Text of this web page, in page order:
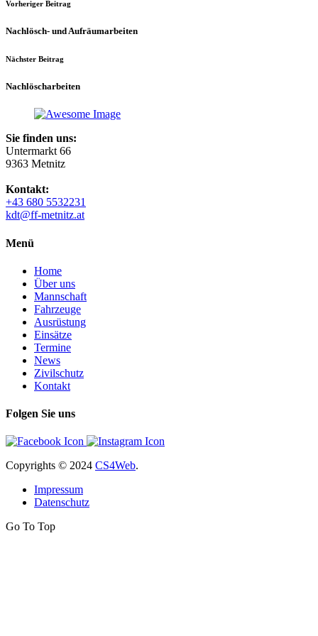
Vorheriger Beitrag
Nachlösch- und Aufräumarbeiten
Nächster Beitrag
Nachlöscharbeiten
Sie finden uns:
Untermarkt 66
9363 Metnitz
Kontakt:
+43 680 5532231
kdt@ff-metnitz.at
Menü
Home
Über uns
Mannschaft
Fahrzeuge
Ausrüstung
Einsätze
Termine
News
Zivilschutz
Kontakt
Folgen Sie uns
Copyrights © 2024 CS4Web.
Impressum
Datenschutz
Go To Top